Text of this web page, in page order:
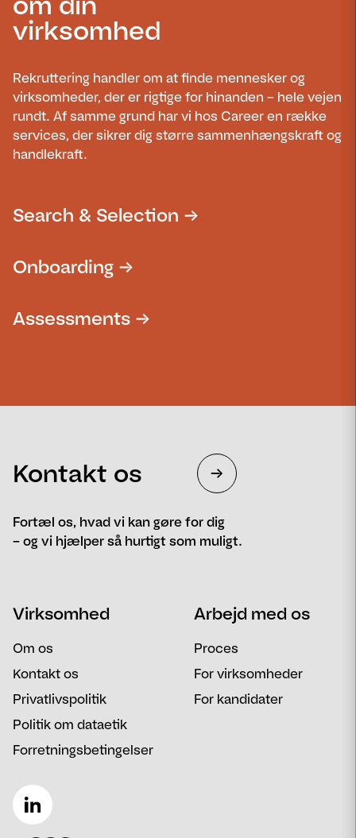
virksomhed
Rekruttering handler om at finde mennesker og
virksomheder, der er rigtige for hinanden – hele vejen
rundt. Af samme grund har vi hos Career en række
services, der sikrer dig større sammenhængskraft og
handlekraft.
Search & Selection
Onboarding
Assessments
Kontakt os
Fortæl os, hvad vi kan gøre for dig
– og vi hjælper så hurtigt som muligt.
Email Besked
Virksomhed
Om os
Kontakt os
Privatlivspolitik
Politik om dataetik
Forretningsbetingelser
Arbejd med os
Proces
For virksomheder
For kandidater